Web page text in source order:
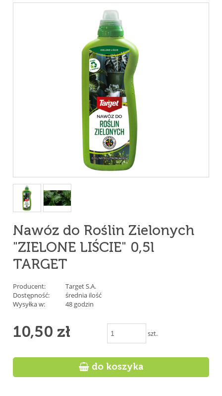
Nawóz do Roślin Zielonych
"ZIELONE LIŚCIE" 0,5l
TARGET
Producent:
Target S.A.
Dostępność:
średnia ilość
Wysyłka w:
48 godzin
10,50 zł szt.
 do koszyka